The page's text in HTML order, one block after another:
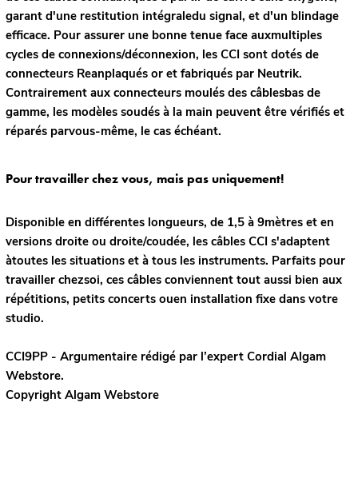
garant d'une restitution intégraledu signal, et d'un blindage
efficace. Pour assurer une bonne tenue face auxmultiples
cycles de connexions/déconnexion, les CCI sont dotés de
connecteurs Reanplaqués or et fabriqués par Neutrik.
Contrairement aux connecteurs moulés des câblesbas de
gamme, les modèles soudés à la main peuvent être vérifiés et
réparés parvous-même, le cas échéant.
Pour travailler chez vous, mais pas uniquement!
Disponible en différentes longueurs, de 1,5 à 9mètres et en
versions droite ou droite/coudée, les câbles CCI s'adaptent
àtoutes les situations et à tous les instruments. Parfaits pour
travailler chezsoi, ces câbles conviennent tout aussi bien aux
répétitions, petits concerts ouen installation fixe dans votre
studio.
CCI9PP - Argumentaire rédigé par l’expert Cordial Algam
Webstore.
Copyright Algam Webstore